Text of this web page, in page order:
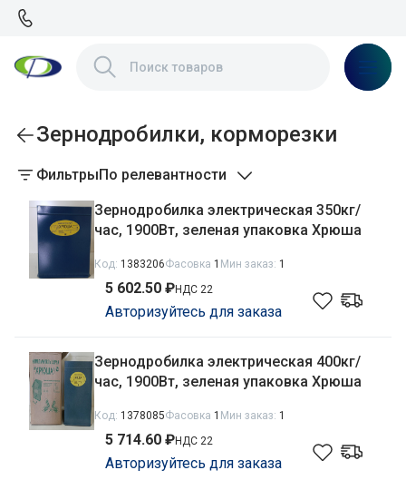
Зернодробилки, корморезки
ФильтрыПо релевантности
Зернодробилка электрическая 350кг/
час, 1900Вт, зеленая упаковка Хрюша
Код: 1383206Фасовка 1 Мин заказ: 1
5 602.50 ₽НДС 22
Авторизуйтесь для заказа
Зернодробилка электрическая 400кг/
час, 1900Вт, зеленая упаковка Хрюша
Код: 1378085Фасовка 1 Мин заказ: 1
5 714.60 ₽НДС 22
Авторизуйтесь для заказа